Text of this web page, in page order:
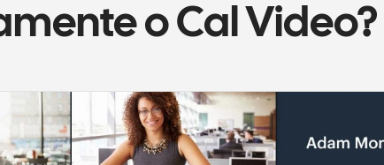
o Cal Video?